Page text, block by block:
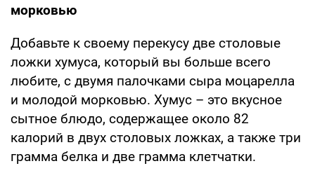
морковью
Добавьте к своему перекусу две столовые
ложки хумуса, который вы больше всего
любите, с двумя палочками сыра моцарелла
и молодой морковью. Хумус – это вкусное
сытное блюдо, содержащее около 82
калорий в двух столовых ложках, а также три
грамма белка и две грамма клетчатки.